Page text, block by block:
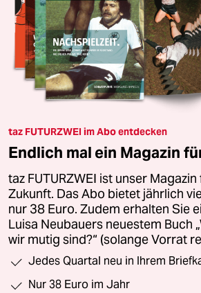
taz FUTURZWEI im Abo entdecken
Endlich mal ein Magazin
taz FUTURZWEI ist unser
Zukunft. Das Abo bietet jährlich
nur 38 Euro. Zudem erhalten Sie
Luisa Neubauers neuestem Buch
wir mutig sind?“ (solange Vorrat
Jedes Quartal neu in Ihrem
Nur 38 Euro im Jahr